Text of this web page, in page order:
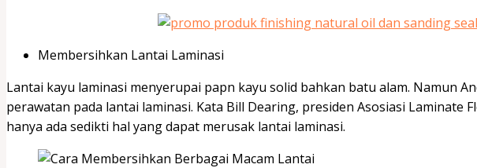
Membersihkan Lantai Laminasi
Lantai kayu laminasi menyerupai papn kayu solid bahkan batu alam. Namun
perawatan pada lantai laminasi. Kata Bill Dearing, presiden Asosiasi Laminate
hanya ada sedikti hal yang dapat merusak lantai laminasi.